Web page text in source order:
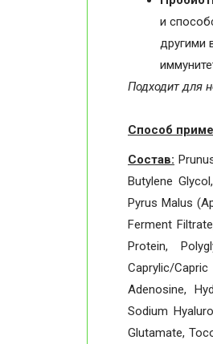
и
другими
Подходит для
Способ
Состав:
Butylene
Pyrus Malus
Ferment
Protein,
Caprylic/
Adenosine,
Sodium
Glutamate,